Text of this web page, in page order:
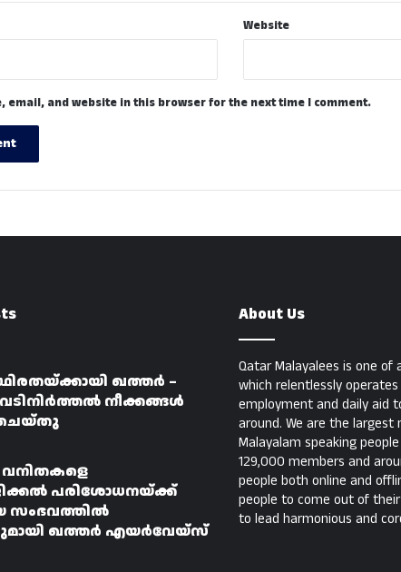
Website
email, and website in this browser for the next time I comment.
ഖത്തർ –
നീക്കങ്ങൾ
പരിശോധനയ്ക്ക്
സംഭവത്തിൽ
ഖത്തർ എയർവേയ്‌സ്
About Us
Qatar Malayalees is one
which relentlessly
employment and daily aid
around. We are the
Malayalam speaking
129,000 members and
people both online and
people to come out of
to lead harmonious and